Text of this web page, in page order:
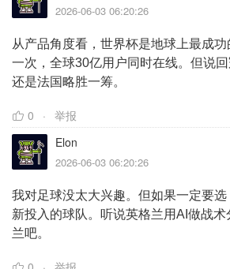
2026-06-03 06:20:26
从产品角度看，世界杯是地球上最成
一次，全球30亿用户同时在线。但说
还是法国略胜一筹。
0
举报
Elon
2026-06-03 06:20:26
我对足球没太大兴趣。但如果一定要选
新投入的球队。听说英格兰用AI做战
兰吧。